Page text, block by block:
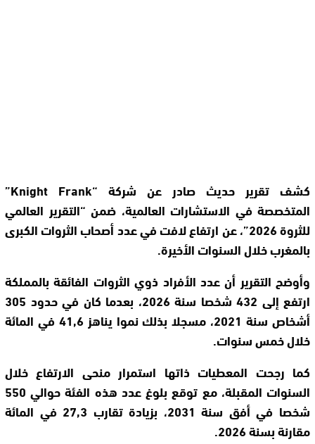
كشف تقرير حديث صادر عن شركة “Knight Frank”
المتخصصة في الاستشارات العالمية، ضمن “التقرير العالمي
للثروة 2026”، عن ارتفاع لافت في عدد أصحاب الثروات الكبرى
بالمغرب خلال السنوات الأخيرة.
وأوضح التقرير أن عدد الأفراد ذوي الثروات الفائقة بالمملكة
ارتفع إلى 432 شخصا سنة 2026، بعدما كان في حدود 305
أشخاص سنة 2021، مسجلا بذلك نموا يناهز 41,6 في المائة
خلال خمس سنوات.
كما رجحت المعطيات ذاتها استمرار منحى الارتفاع خلال
السنوات المقبلة، مع توقع بلوغ عدد هذه الفئة حوالي 550
شخصا في أفق سنة 2031، بزيادة تقارب 27,3 في المائة
مقارنة بسنة 2026.